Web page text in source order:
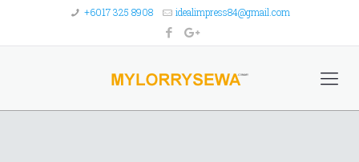
+6017 325 8908 idealimpress84@gmail.com